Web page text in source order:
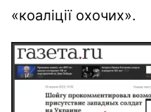
«коаліції охочих».